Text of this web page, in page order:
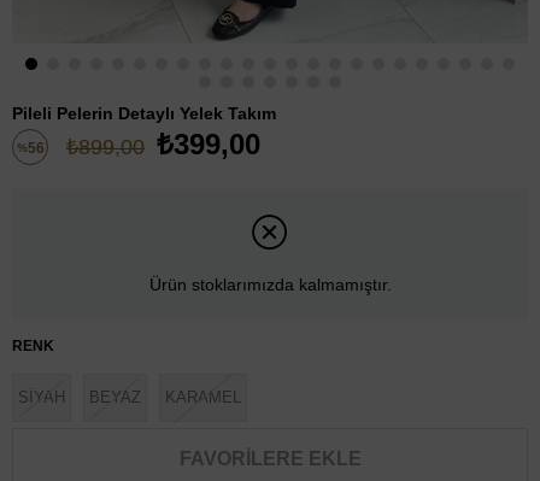
Pileli Pelerin Detaylı Yelek Takım
%56 ₺899,00 ₺399,00
Ürün stoklarımızda kalmamıştır.
RENK
SİYAH BEYAZ KARAMEL
FAVORILERE EKLE